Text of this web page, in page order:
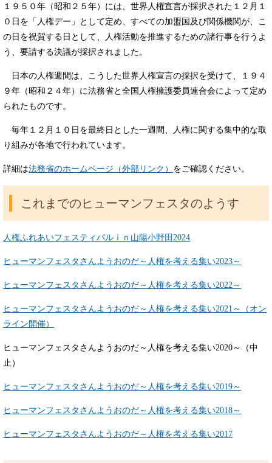
１９５０年（昭和２５年）には、世界人権宣言が採択された１２月１
０日を「人権デー」として定め、すべての加盟国及び関係機関が、こ
の日を祝賀する日として、人権活動を推進するための諸行事を行うよ
う、要請する決議が採択されました。
日本の人権週間は、こうした世界人権宣言の採択を受けて、１９４
９年（昭和２４年）に法務省と全国人権擁護委員連合会によって定め
られたものです。
毎年１２月１０日を最終日とした一週間、人権に関する集中的な取
り組みが各地で行われています。
詳細は法務省のホームページ（外部リンク） をご確認ください。
これまでのヒューマンフェスタのようす
人権ふれあいフェスティバルｉｎ山陽小野田2024
ヒューマンフェスタさんようおのだ～人権を考える集い2023～
ヒューマンフェスタさんようおのだ～人権を考える集い2022～
ヒューマンフェスタさんようおのだ～人権を考える集い2021～（オン
ライン開催）
ヒューマンフェスタさんようおのだ～人権を考える集い2020～（中
止）
ヒューマンフェスタさんようおのだ～人権を考える集い2019～
ヒューマンフェスタさんようおのだ～人権を考える集い2018～
ヒューマンフェスタさんようおのだ～人権を考える集い2017